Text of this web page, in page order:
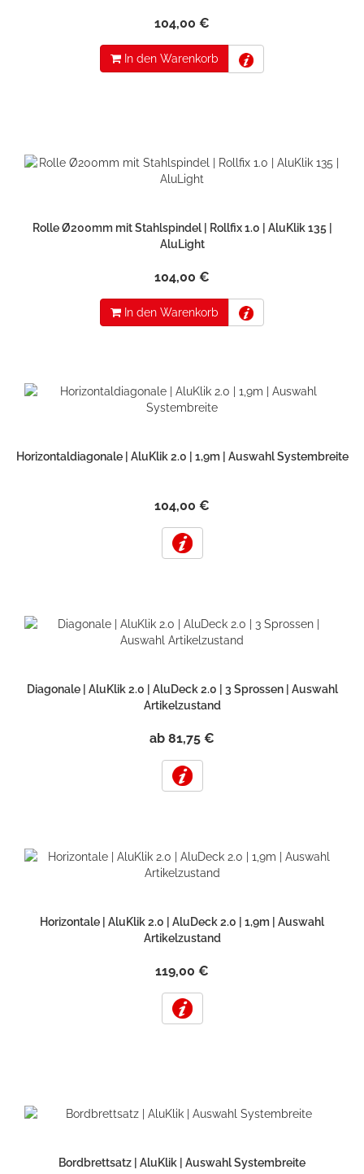
104,00 €
In den Warenkorb
Rolle Ø200mm mit Stahlspindel | Rollfix 1.0 | AluKlik 135 |
AluLight
104,00 €
In den Warenkorb
Horizontaldiagonale | AluKlik 2.0 | 1,9m | Auswahl Systembreite
104,00 €
Diagonale | AluKlik 2.0 | AluDeck 2.0 | 3 Sprossen | Auswahl
Artikelzustand
ab 81,75 €
Horizontale | AluKlik 2.0 | AluDeck 2.0 | 1,9m | Auswahl
Artikelzustand
119,00 €
Bordbrettsatz | AluKlik | Auswahl Systembreite